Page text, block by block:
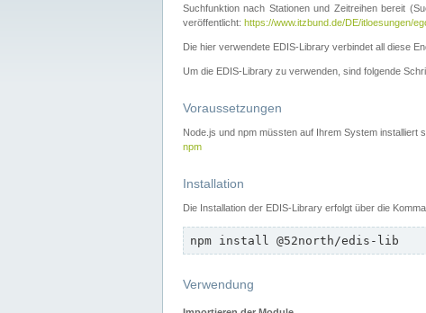
Suchfunktion nach Stationen und Zeitreihen bereit
veröffentlicht: https://www.itzbund.de/DE/itloesungen/
Die hier verwendete EDIS-Library verbindet all diese
Um die EDIS-Library zu verwenden, sind folgende
Voraussetzungen
Node.js und npm müssten auf Ihrem System installiert
npm
Installation
Die Installation der EDIS-Library erfolgt über die
npm install @52north/edis-lib
Verwendung